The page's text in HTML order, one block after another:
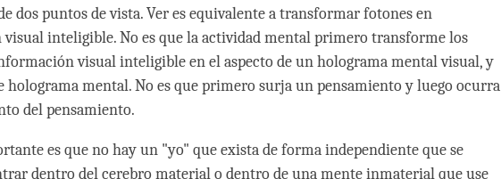
dos puntos de vista. Ver es equivalente a transformar fotones en
inteligible. No es que la actividad mental primero transforme los
visual inteligible en el aspecto de un holograma mental visual, y
holograma mental. No es que primero surja un pensamiento y luego ocurra
del pensamiento.
es que no hay un "yo" que exista de forma independiente que se
dentro del cerebro material o dentro de una mente inmaterial que use